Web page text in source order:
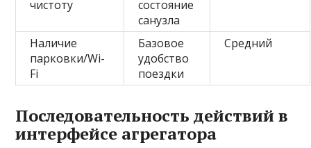
чистоту
состояние
санузла
Наличие
парковки/Wi-
Fi
Базовое
удобство
поездки
Средний
Последовательность действий в
интерфейсе агрегатора